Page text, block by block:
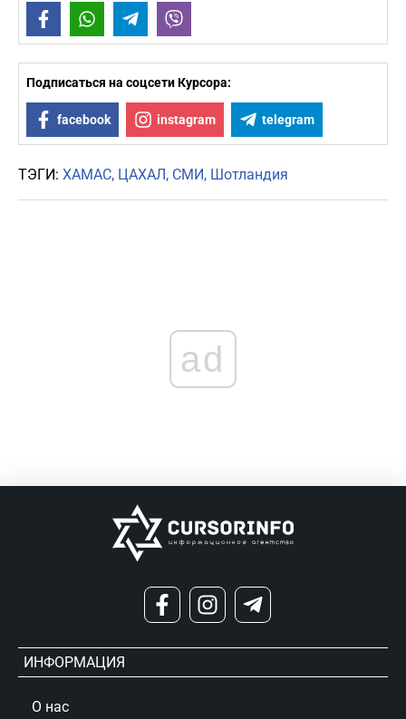
FacebookWhatsAppTelegram
Подписаться на соцсети Курсора:
facebook instagram telegram
ТЭГИ: ХАМАС ЦАХАЛ СМИ Шотландия
ad
ИНФОРМАЦИЯ
О нас